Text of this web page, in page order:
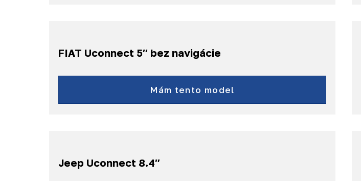
a ďalšie...
FIAT Uconnect 5″ bez navigácie
Ducato
Dobló
Tipo
Mám tento model
Jeep Uconnect 8.4″